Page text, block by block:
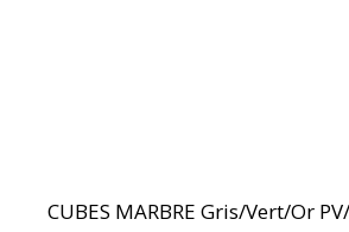
CUBES MARBRE Gris/Vert/Or